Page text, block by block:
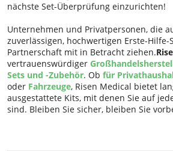
nächste Set-Überprüfung einzurichten!
Unternehmen und Privatpersonen, die
zuverlässigen, hochwertigen Erste-Hilfe-
Partnerschaft mit in Betracht ziehen.
vertrauenswürdiger
Sets und -Zubehör. Ob für
oder Fahrzeuge, Risen Medical bietet
ausgestattete Kits, mit denen Sie auf
sind. Bleiben Sie sicher, bleiben Sie